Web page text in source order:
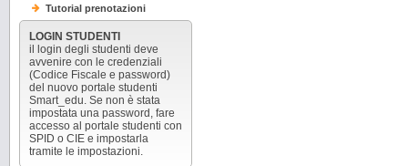
Tutorial prenotazioni
LOGIN STUDENTI
il login degli studenti deve
avvenire con le credenziali
(Codice Fiscale e password)
del nuovo portale studenti
Smart_edu. Se non è stata
impostata una password, fare
accesso al portale studenti con
SPID o CIE e impostarla
tramite le impostazioni.